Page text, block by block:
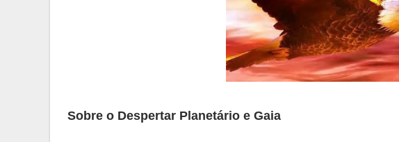
Sobre o Despertar Planetário e Gaia